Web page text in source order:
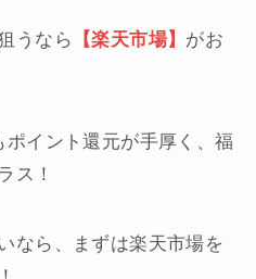
うなら 【楽天市場】 がお
イント還元が手厚く、福
ス！
なら、まずは楽天市場を